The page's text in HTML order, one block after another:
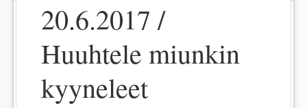
20.6.2017 /
Huuhtele miunkin
kyyneleet